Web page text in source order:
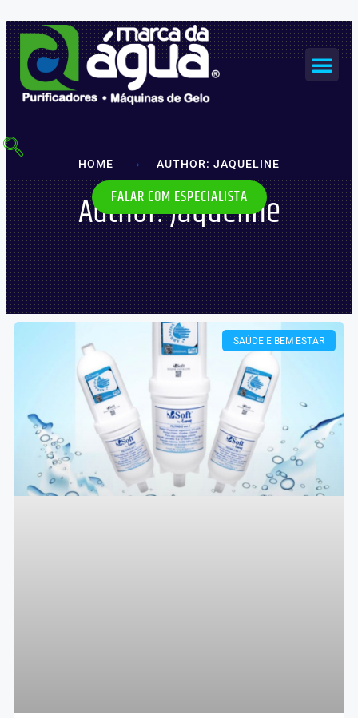
para
conteúdo
FALAR COM ESPECIALISTA
HOME AUTHOR:JAQUELINE
Author:Jaqueline
SAÚDE E BEM ESTAR